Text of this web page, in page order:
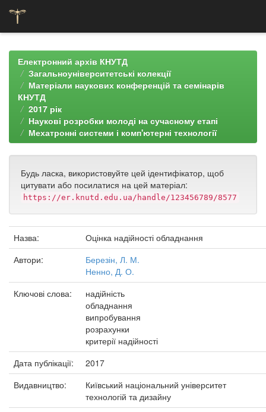
navigationЕлектронний архів КНУТД
Загальноуніверситетські колекції
Матеріали наукових конференцій та семінарів
КНУТД
2017 рік
Наукові розробки молоді на сучасному етапі
Мехатронні системи і комп'ютерні технології
Будь ласка, використовуйте цей ідентифікатор, щоб
цитувати або посилатися на цей матеріал:
https://er.knutd.edu.ua/handle/123456789/8577
Назва:
Оцінка надійності обладнання
Автори:
Березін, Л. М.
Ненно, Д. О.
Ключові слова:
надійність
обладнання
випробування
розрахунки
критерії надійності
Дата публікації:
2017
Видавництво:
Київський національний університет
технологій та дизайну